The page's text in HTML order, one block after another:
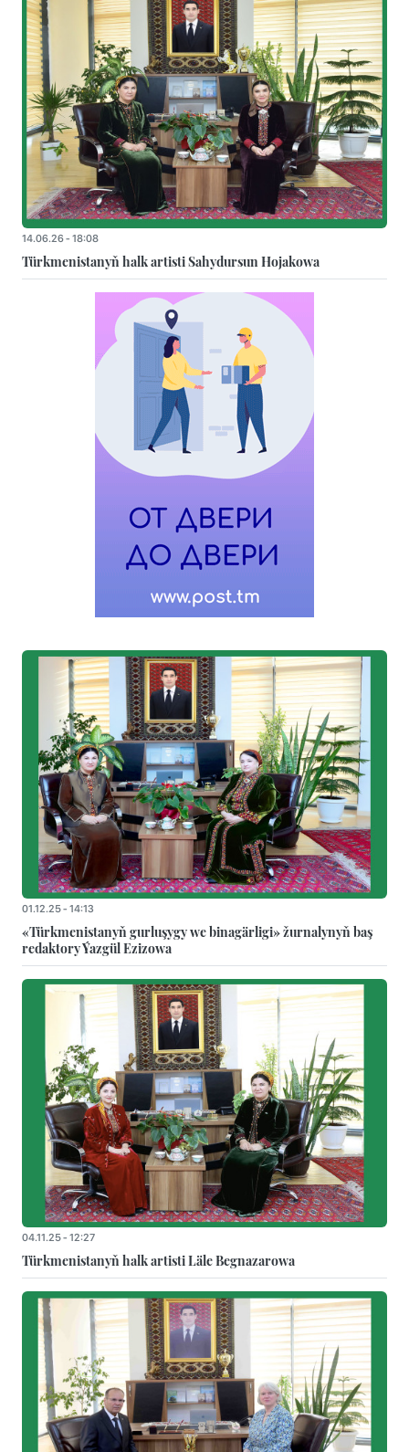
14.06.26 - 18:08
Türkmenistanyň halk artisti Sahydursun Hojakowa
01.12.25 - 14:13
«Türkmenistanyň gurluşygy we binagärligi» žurnalynyň baş
redaktory Ýazgül Ezizowa
04.11.25 - 12:27
Türkmenistanyň halk artisti Läle Begnazarowa